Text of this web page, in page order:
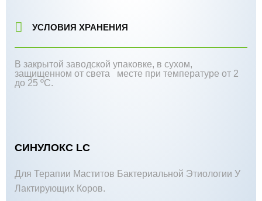
СИНУЛОКС LC
Для Терапии Маститов Бактериальной Этиологии У
Лактирующих Коров.
УСЛОВИЯ ХРАНЕНИЯ
В закрытой заводской упаковке, в сухом,
защищенном от света месте при температуре от 2
до 25 ºС.